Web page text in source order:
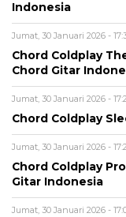
Indonesia
Jumat, 30 Januari 2026 -
Chord Coldplay
Chord Gitar
Jumat, 30 Januari 2026 -
Chord Coldplay
Jumat, 30 Januari 2026 -
Chord Coldplay
Gitar Indonesia
Jumat, 30 Januari 2026 -